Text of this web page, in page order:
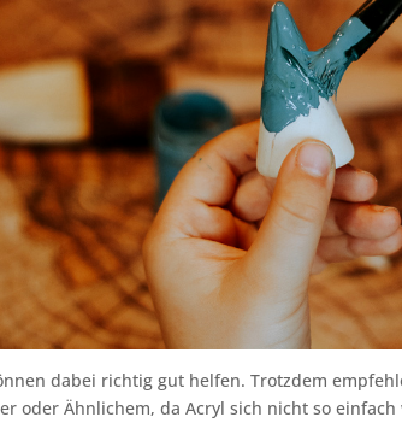
dabei richtig gut helfen. Trotzdem
oder Ähnlichem, da Acryl sich nicht so